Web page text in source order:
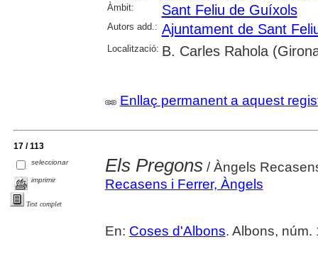
Àmbit:
Sant Feliu de Guíxols
Autors add.: Ajuntament de Sant
Localització: B. Carles Rahola
Enllaç permanent a aquest
17 / 113
seleccionar
imprimir
Text complet
Els Pregons/ Àngels
Recasens i Ferrer, Àngels
En: Coses d'Albons. Albons, núm.